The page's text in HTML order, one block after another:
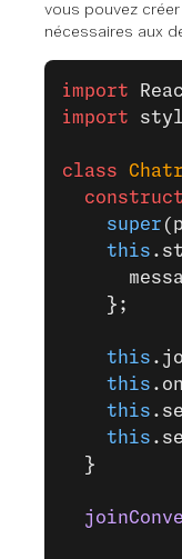
vous pouvez
nécessaires aux
import
import
class
    super
    this
    };
    this
    this
    this
    this
  }